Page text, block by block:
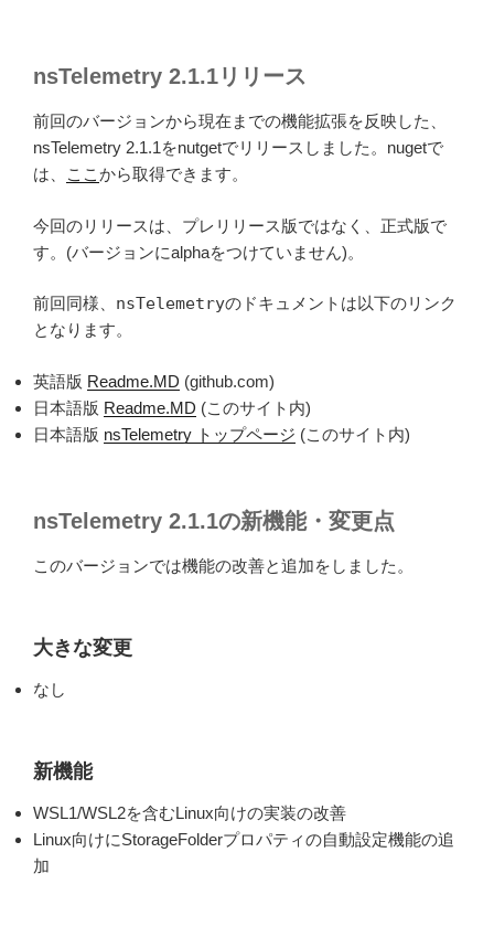
nsTelemetry 2.1.1リリース
前回のバージョンから現在までの機能拡張を反映した、
nsTelemetry 2.1.1をnutgetでリリースしました。nugetで
は、
ここ から取得できます。
今回のリリースは、プレリリース版ではなく、正式版で
す。(バージョンにalphaをつけていません)。
前回同様、 nsTelemetryのドキュメントは以下のリンク
となります。
英語版 Readme.MD (github.com)
日本語版 Readme.MD (このサイト内)
日本語版 nsTelemetry トップページ (このサイト内)
nsTelemetry 2.1.1の新機能・変更点
このバージョンでは機能の改善と追加をしました。
大きな変更
なし
新機能
WSL1/WSL2を含むLinux向けの実装の改善
Linux向けにStorageFolderプロパティの自動設定機能の追
加